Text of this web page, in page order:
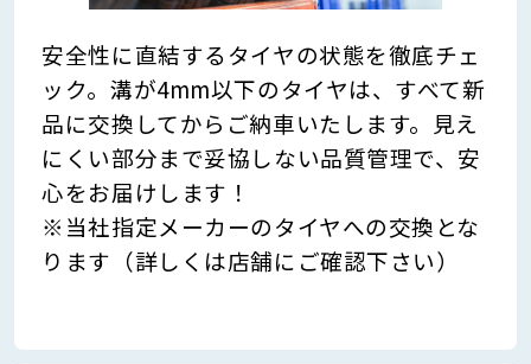
安全性に直結するタイヤの状態を徹底チェ
ック。溝が4mm以下のタイヤは、すべて新
品に交換してからご納車いたします。見え
にくい部分まで妥協しない品質管理で、安
心をお届けします！
※当社指定メーカーのタイヤへの交換とな
ります（詳しくは店舗にご確認下さい）